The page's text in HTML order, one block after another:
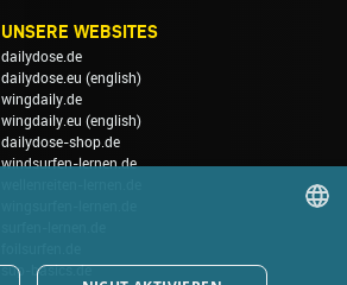
UNSERE WEBSITES
dailydose.de
dailydose.eu (english)
wingdaily.de
wingdaily.eu (english)
dailydose-shop.de
windsurfen-lernen.de
sup-basics.de